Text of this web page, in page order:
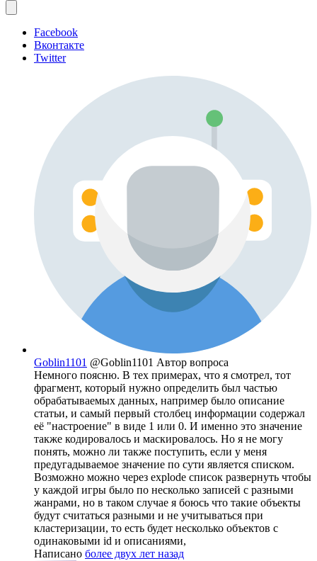
Facebook
Вконтакте
Twitter
Goblin1101 @Goblin1101 Автор вопроса
Немного поясню. В тех примерах, что я смотрел, тот
фрагмент, который нужно определить был частью
обрабатываемых данных, например было описание
статьи, и самый первый столбец информации содержал
её "настроение" в виде 1 или 0. И именно это значение
также кодировалось и маскировалось. Но я не могу
понять, можно ли также поступить, если у меня
предугадываемое значение по сути является списком.
Возможно можно через explode список развернуть чтобы
у каждой игры было по несколько записей с разными
жанрами, но в таком случае я боюсь что такие объекты
будут считаться разными и не учитываться при
кластеризации, то есть будет несколько объектов с
одинаковыми id и описаниями,
Написано более двух лет назад